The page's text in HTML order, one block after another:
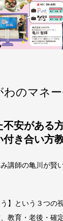
のマネ
安がある
付き合い方
講師の亀川が賢
】という３つの
教育・老後・確